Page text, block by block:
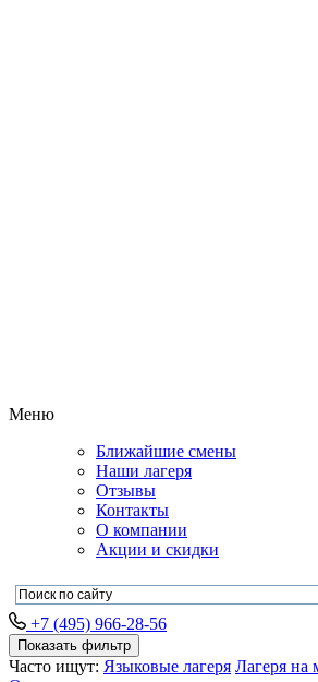
Меню
Ближайшие смены
Наши лагеря
Отзывы
Контакты
О компании
Акции и скидки
+7 (495) 966-28-56
Показать фильтр
Часто ищут: Языковые лагеря Лагеря на